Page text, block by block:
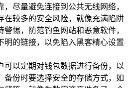
，尽量避免连接到公共无线网络，
在较多的安全风险，就像充满陷阱
警惕，防范钓鱼网站和恶意软件，
明的链接，以免陷入黑客精心设置
可以定期对钱包数据进行备份，以
备份时要选择安全的存储方式，如